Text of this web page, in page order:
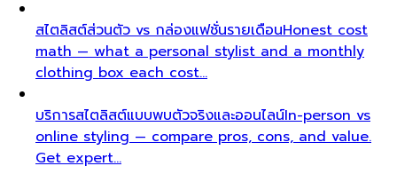
สไตลิสต์ส่วนตัว vs กล่องแฟชั่นรายเดือนHonest cost
math — what a personal stylist and a monthly
clothing box each cost…
บริการสไตลิสต์แบบพบตัวจริงและออนไลน์In-person vs
online styling — compare pros, cons, and value.
Get expert…